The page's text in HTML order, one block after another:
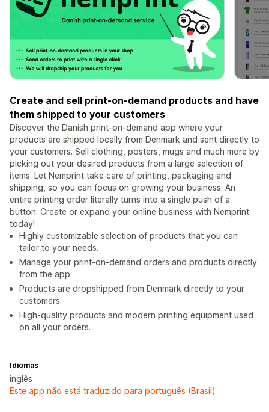
Create and sell print-on-demand products and have
them shipped to your customers
Discover the Danish print-on-demand app where your
products are shipped locally from Denmark and sent directly to
your customers. Sell clothing, posters, mugs and much more by
picking out your desired products from a large selection of
items. Let Nemprint take care of printing, packaging and
shipping, so you can focus on growing your business. An
entire printing order literally turns into a single push of a
button. Create or expand your online business with Nemprint
today!
Highly customizable selection of products that you can
tailor to your needs.
Manage your print-on-demand orders and products directly
from the app.
Products are dropshipped from Denmark directly to your
customers.
High-quality products and modern printing equipment used
on all your orders.
Idiomas
inglês
Este app não está traduzido para português (Brasil)